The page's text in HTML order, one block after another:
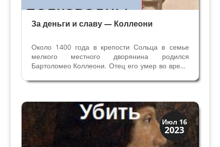
За деньги и славу — Коллеони
Около 1400 года в крепости Сольца в семье
мелкого местного дворянина родился
Бартоломео Коллеони. Отец его умер во время
Адда. Паоло Коллеони отстоял крепость, но
приказу герцога Милана,...
Июл 16
2023
Династии
Заговоры и войны